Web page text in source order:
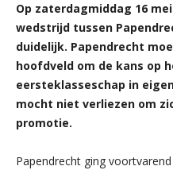
Op zaterdagmiddag 16
wedstrijd tussen
duidelijk. Papendrecht
hoofdveld om de kans op
eersteklasseschap in
mocht niet verliezen om
promotie.
Papendrecht ging